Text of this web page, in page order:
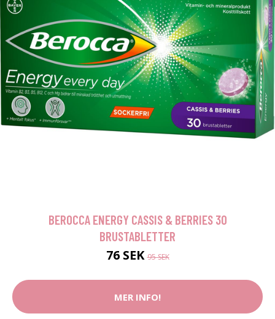
BEROCCA ENERGY CASSIS & BERRIES 30
BRUSTABLETTER
76 SEK95 SEK
MER INFO!